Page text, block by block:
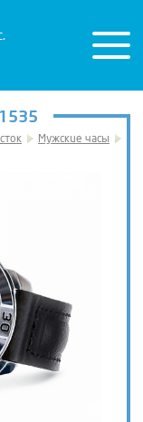
Мужские часы